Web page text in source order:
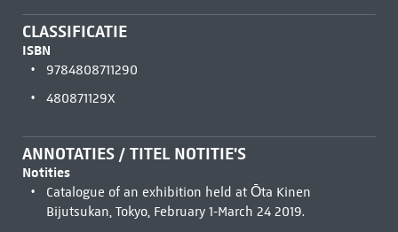
CLASSIFICATIE
ISBN
9784808711290
480871129X
ANNOTATIES / TITEL NOTITIE'S
Notities
Catalogue of an exhibition held at Ōta Kinen
Bijutsukan, Tokyo, February 1-March 24 2019.